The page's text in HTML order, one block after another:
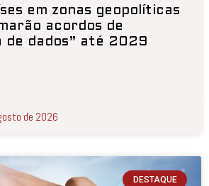
em zonas geopolíticas
acordos de
de dados” até 2029
de 2026
DESTAQUE